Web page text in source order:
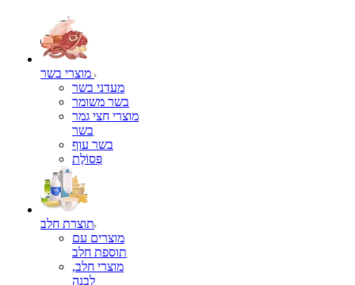
מעדני בשר
בשר משומר
מוצרי חצי גמר
בשר
בשר עוף
פְּסוֹלֶת
תוצרת חלב
מוצרים עם
תוספת חלב
מוצרי חלב,
לבנה